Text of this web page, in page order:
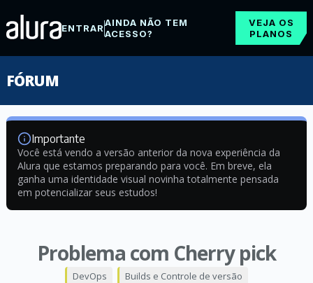
ENTRARAINDA NÃO TEM
ACESSO?
VEJA OS
PLANOS
FÓRUM
Importante
Você está vendo a versão anterior da nova experiência da
Alura que estamos preparando para você. Em breve, ela
ganha uma identidade visual novinha totalmente pensada
em potencializar seus estudos!
Problema com Cherry pick
DevOps Builds e Controle de versão